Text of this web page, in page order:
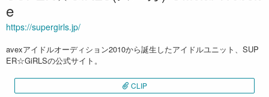
e
https://supergirls.jp/
avexアイドルオーディション2010から誕生したアイドルユニット、SUP
ER☆GiRLSの公式サイト。
CLIP